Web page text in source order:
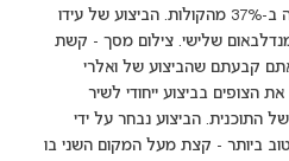
עם השיר "Unicorn". הביצוע זכה ב-37% מהקולות. הביצוע של עידו
שלישי. צילום מסך - קשת
קבעתם שהביצוע של ואלרי
הצופים בביצוע ייחודי לשיר
"Unicorn" במהלך הפרק ה-25 של התוכנית. הביצוע נבחר על ידי
הטוב ביותר - קצת מעל המקום השני בו